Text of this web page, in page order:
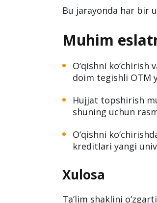
Bu jarayonda har bir
Muhim
O‘qishni ko‘chirish
doim tegishli OTM
Hujjat topshirish
shuning uchun
O‘qishni
kreditlari yangi
Xulosa
Ta’lim shaklini